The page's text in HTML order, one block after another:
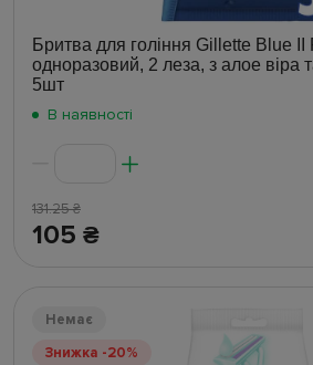
Бритва для гоління Gillette Blue II
одноразовий, 2 леза, з алое віра
5шт
В наявності
131.25₴
105 ₴
Немає
Знижка -20%